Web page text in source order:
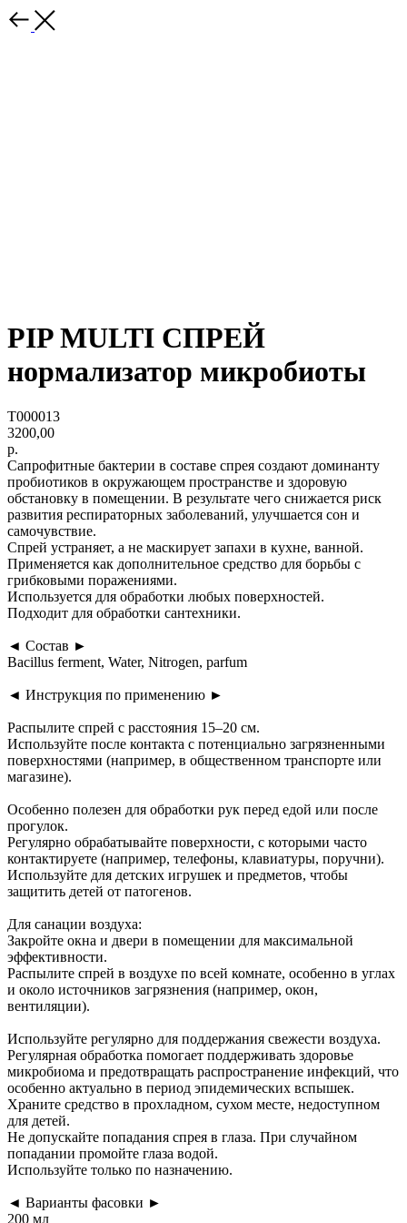
PIP MULTI СПРЕЙ
нормализатор микробиоты
T000013
3200,00
р.
Сапрофитные бактерии в составе спрея создают доминанту
пробиотиков в окружающем пространстве и здоровую
обстановку в помещении. В результате чего снижается риск
развития респираторных заболеваний, улучшается сон и
самочувствие.
Спрей устраняет, а не маскирует запахи в кухне, ванной.
Применяется как дополнительное средство для борьбы с
грибковыми поражениями.
Используется для обработки любых поверхностей.
Подходит для обработки сантехники.
◄ Состав ►
Bacillus ferment, Water, Nitrogen, parfum
◄ Инструкция по применению ►
Распылите спрей с расстояния 15–20 см.
Используйте после контакта с потенциально загрязненными
поверхностями (например, в общественном транспорте или
магазине).
Особенно полезен для обработки рук перед едой или после
прогулок.
Регулярно обрабатывайте поверхности, с которыми часто
контактируете (например, телефоны, клавиатуры, поручни).
Используйте для детских игрушек и предметов, чтобы
защитить детей от патогенов.
Для санации воздуха:
Закройте окна и двери в помещении для максимальной
эффективности.
Распылите спрей в воздухе по всей комнате, особенно в углах
и около источников загрязнения (например, окон,
вентиляции).
Используйте регулярно для поддержания свежести воздуха.
Регулярная обработка помогает поддерживать здоровье
микробиома и предотвращать распространение инфекций, что
особенно актуально в период эпидемических вспышек.
Храните средство в прохладном, сухом месте, недоступном
для детей.
Не допускайте попадания спрея в глаза. При случайном
попадании промойте глаза водой.
Используйте только по назначению.
◄ Варианты фасовки ►
200 мл